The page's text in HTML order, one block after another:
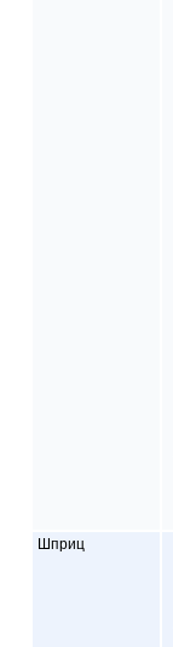
Шприц